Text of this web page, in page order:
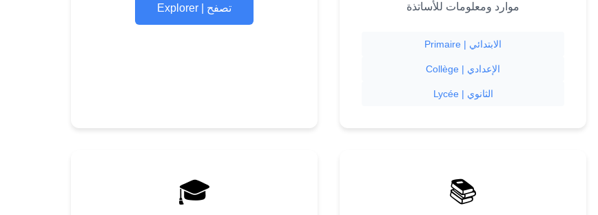
Explorer | تصفح موارد ومعلومات للأساتذة
Primaire | الابتدائي
Collège | الإعدادي
Lycée | الثانوي
🎓 📚